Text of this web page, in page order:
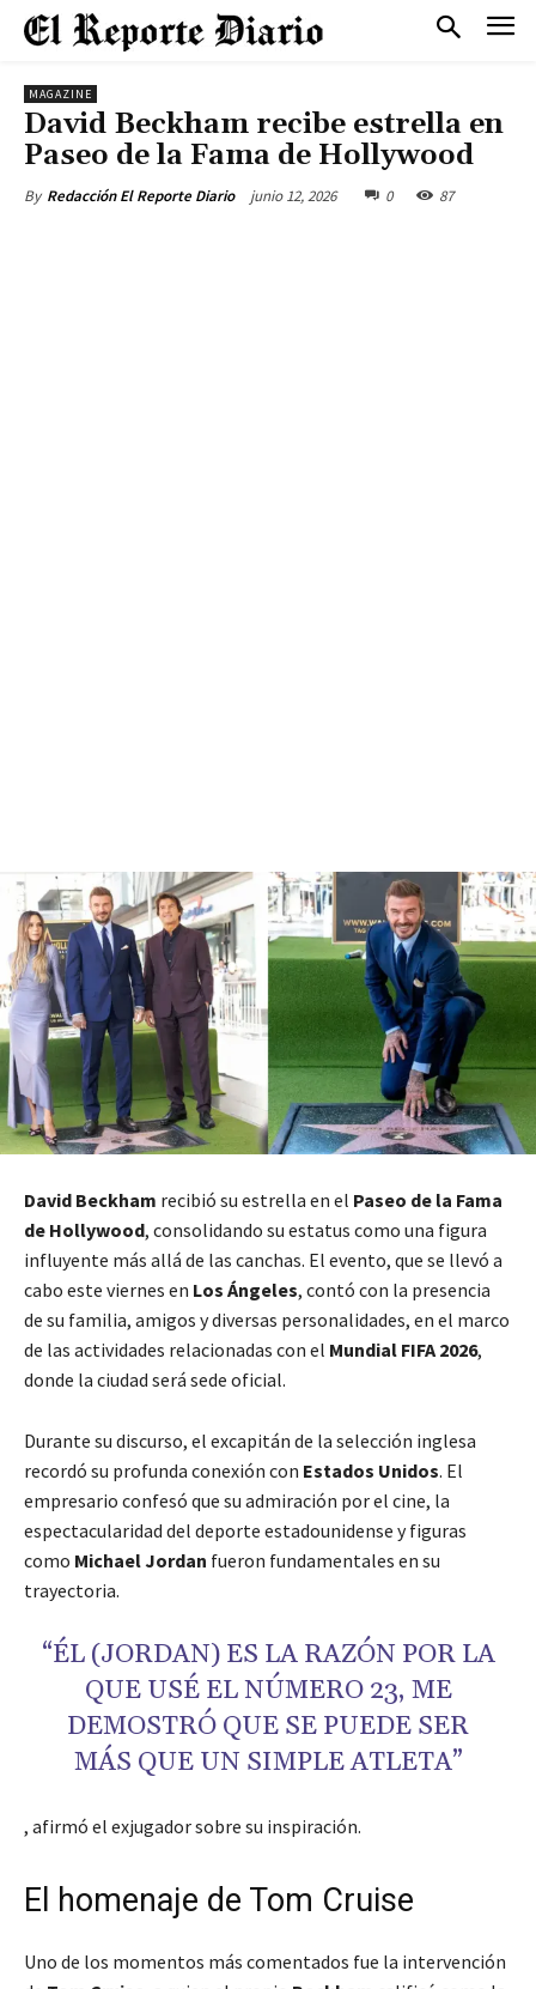
MAGAZINE
David Beckham recibe estrella en
Paseo de la Fama de Hollywood
By Redacción El Reporte Diario junio 12, 2026 0 87
David Beckham recibió su estrella en el Paseo de la Fama
de Hollywood, consolidando su estatus como una figura
influyente más allá de las canchas. El evento, que se llevó a
cabo este viernes en Los Ángeles, contó con la presencia
de su familia, amigos y diversas personalidades, en el marco
de las actividades relacionadas con el Mundial FIFA 2026,
donde la ciudad será sede oficial.
Durante su discurso, el excapitán de la selección inglesa
recordó su profunda conexión con Estados Unidos. El
empresario confesó que su admiración por el cine, la
espectacularidad del deporte estadounidense y figuras
como Michael Jordan fueron fundamentales en su
trayectoria.
“ÉL (JORDAN) ES LA RAZÓN POR LA
QUE USÉ EL NÚMERO 23, ME
DEMOSTRÓ QUE SE PUEDE SER
MÁS QUE UN SIMPLE ATLETA”
, afirmó el exjugador sobre su inspiración.
El homenaje de Tom Cruise
Uno de los momentos más comentados fue la intervención